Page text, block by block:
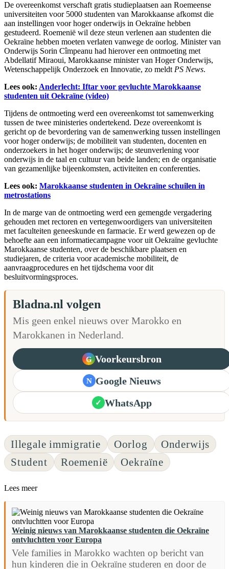
De overeenkomst verschaft gratis studieplaatsen aan Roemeense
universiteiten voor 5000 studenten van Marokkaanse afkomst die
aan instellingen voor hoger onderwijs in Oekraïne hebben
gestudeerd. Roemenië wil deze steun verlenen aan studenten die
Oekraïne hebben moeten verlaten vanwege de oorlog. Minister van
Onderwijs Sorin Cîmpeanu had hierover een ontmoeting met
Abdellatif Miraoui, Marokkaanse minister van Hoger Onderwijs,
Wetenschappelijk Onderzoek en Innovatie, zo meldt PS News.
Lees ook: Anderlecht: Iftar voor gevluchte Marokkaanse
studenten uit Oekraïne (video)
Tijdens de ontmoeting werd een overeenkomst tot samenwerking
tussen de twee ministeries ondertekend. Deze overeenkomt is
gericht op de bevordering van de samenwerking tussen instellingen
voor hoger onderwijs; de mobiliteit van studenten, docenten en
onderzoekers in het hoger onderwijs; de steunverlening voor
onderwijs in de taal en cultuur van beide landen; en de organisatie
van gezamenlijke bijeenkomsten, activiteiten en conferenties.
Lees ook: Marokkaanse studenten in Oekraïne schuilen in
metrostations
In de marge van de ontmoeting werd een gemengde vergadering
gehouden met rectoren en vertegenwoordigers van universiteiten
met faculteiten geneeskunde en farmacie. Er werd gewezen op de
behoefte aan een informatiecampagne voor uit Oekraïne gevluchte
Marokkaanse studenten, over de beschikbare plaatsen en
studiejaren, de criteria voor academische mobiliteit, de
aanvraagprocedures en het tijdschema voor dit
besluitvormingsproces.
Bladna.nl volgen
Mis geen enkel nieuws over Marokko en
Marokkanen in Nederland.
G Voorkeursbron
N Google Nieuws
✓ WhatsApp
Illegale immigratie Oorlog
Onderwijs
Student
Roemenië Oekraïne
Lees meer
Weinig nieuws van Marokkaanse studenten die Oekraïne
ontvluchtten voor Europa
Vele families in Marokko wachten op bericht van
hun kinderen die in Oekraïne studeren en door de